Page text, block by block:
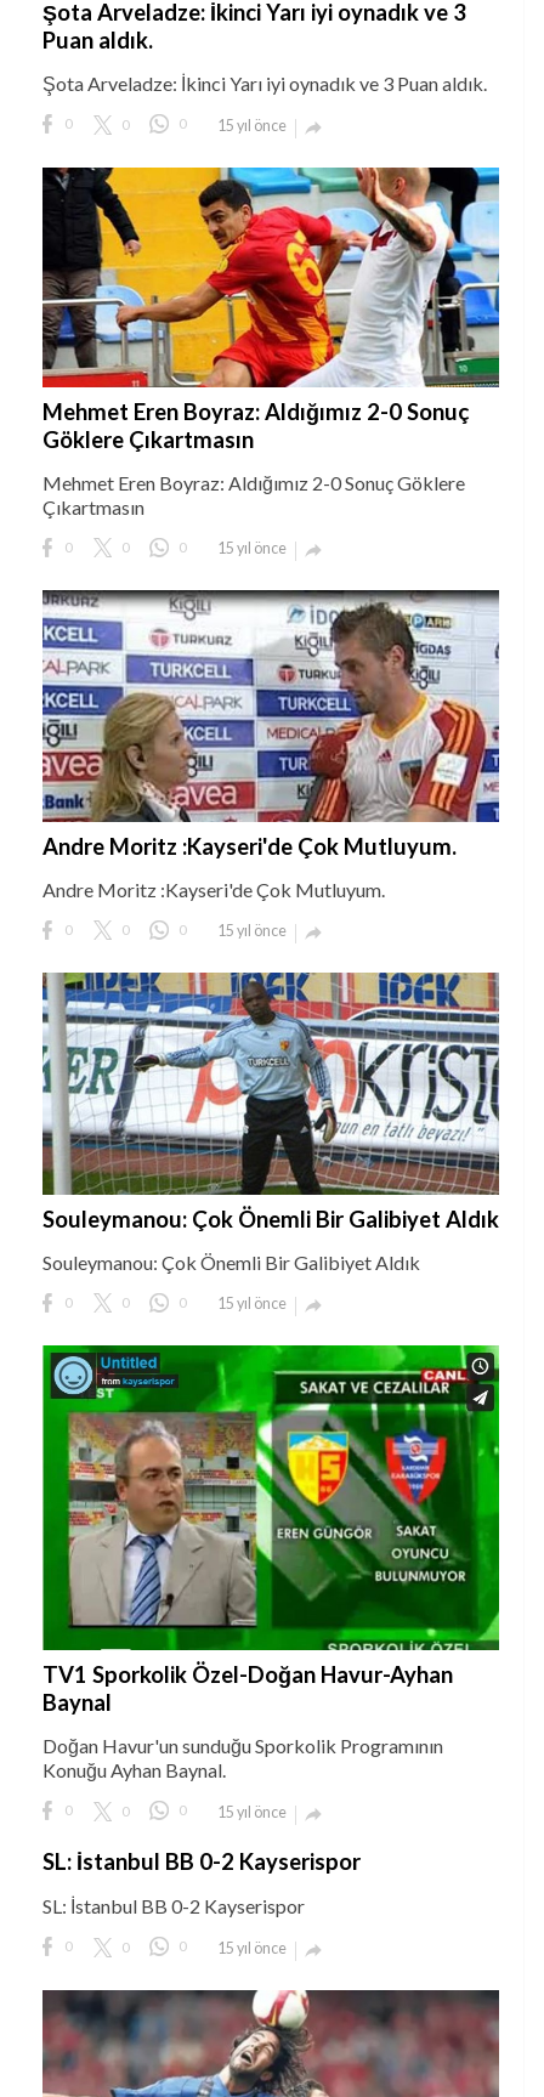
Şota Arveladze: İkinci Yarı iyi oynadık ve 3
Puan aldık.
Şota Arveladze: İkinci Yarı iyi oynadık ve 3 Puan aldık.
0 0 0 15 yıl önce 
Mehmet Eren Boyraz: Aldığımız 2-0 Sonuç
Göklere Çıkartmasın
Mehmet Eren Boyraz: Aldığımız 2-0 Sonuç Göklere
Çıkartmasın
0 0 0 15 yıl önce 
Andre Moritz :Kayseri'de Çok Mutluyum.
Andre Moritz :Kayseri'de Çok Mutluyum.
0 0 0 15 yıl önce 
Souleymanou: Çok Önemli Bir Galibiyet Aldık
Souleymanou: Çok Önemli Bir Galibiyet Aldık
0 0 0 15 yıl önce 
TV1 Sporkolik Özel-Doğan Havur-Ayhan
Baynal
Doğan Havur'un sunduğu Sporkolik Programının
Konuğu Ayhan Baynal.
0 0 0 15 yıl önce 
SL: İstanbul BB 0-2 Kayserispor
SL: İstanbul BB 0-2 Kayserispor
0 0 0 15 yıl önce 